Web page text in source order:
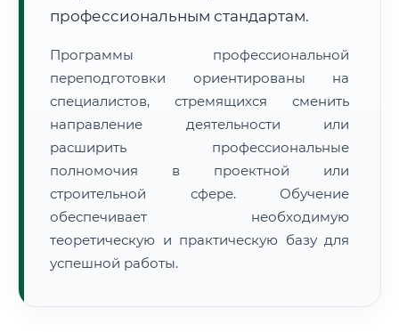
📜 Документы и аккредитация ФИС ФРДО
🔍Нажмите на документ для увеличения и просмотра
профессиональным стандартам.
Программы профессиональной
переподготовки ориентированы на
специалистов, стремящихся сменить
направление деятельности или
расширить профессиональные
полномочия в проектной или
строительной сфере. Обучение
обеспечивает необходимую
теоретическую и практическую базу для
успешной работы.